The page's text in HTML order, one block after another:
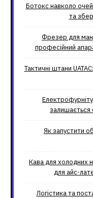
Ботокс навколо очей
та
Фрезер для
професійний
Тактичні штани
залишається
Як запустити
Кава для холодних
для айс-
Логістика та